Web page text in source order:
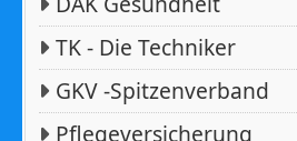
TK - Die Techniker
GKV -Spitzenverband
Pflegeversicherung